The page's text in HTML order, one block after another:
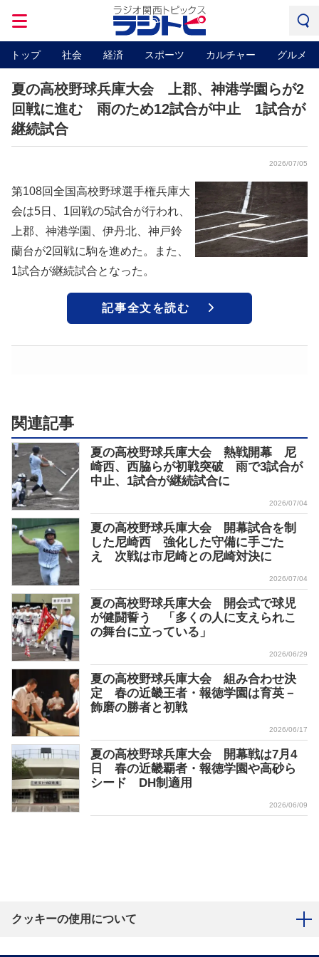
トップ 社会 経済 スポーツ カルチャー グルメ
夏の高校野球兵庫大会 上郡、神港学園らが2
回戦に進む 雨のため12試合が中止 1試合が
継続試合
2026/07/05
第108回全国高校野球選手権兵庫大
会は5日、1回戦の5試合が行われ、
上郡、神港学園、伊丹北、神戸鈴
蘭台が2回戦に駒を進めた。また、
1試合が継続試合となった。
記事全文を読む
関連記事
夏の高校野球兵庫大会 熱戦開幕 尼
崎西、西脇らが初戦突破 雨で3試合が
中止、1試合が継続試合に
2026/07/04
夏の高校野球兵庫大会 開幕試合を制
した尼崎西 強化した守備に手ごた
え 次戦は市尼崎との尼崎対決に
2026/07/04
夏の高校野球兵庫大会 開会式で球児
が健闘誓う 「多くの人に支えられこ
の舞台に立っている」
2026/06/29
夏の高校野球兵庫大会 組み合わせ決
定 春の近畿王者・報徳学園は育英－
飾磨の勝者と初戦
2026/06/17
夏の高校野球兵庫大会 開幕戦は7月4
日 春の近畿覇者・報徳学園や高砂ら
シード DH制適用
2026/06/09
クッキーの使用について